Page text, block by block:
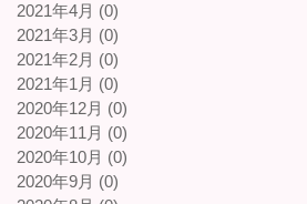
2021年4月 (0)
2021年3月 (0)
2021年2月 (0)
2021年1月 (0)
2020年12月 (0)
2020年11月 (0)
2020年10月 (0)
2020年9月 (0)